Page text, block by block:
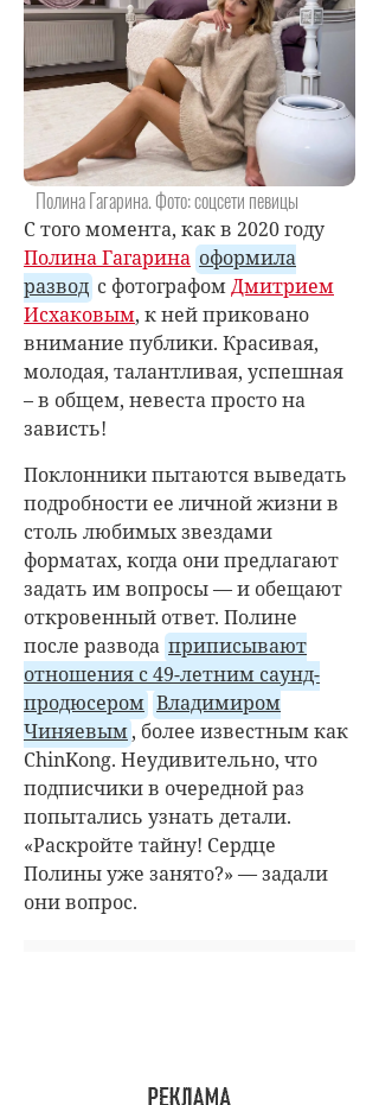
Полина Гагарина. Фото: соцсети певицы
С того момента, как в 2020 году
Полина Гагарина оформила
развод с фотографомДмитрием
Исхаковым, к ней приковано
внимание публики. Красивая,
молодая, талантливая, успешная
– в общем, невеста просто на
зависть!
Поклонники пытаются выведать
подробности ее личной жизни в
столь любимых звездами
форматах, когда они предлагают
задать им вопросы — и обещают
откровенный ответ. Полине
после развода приписывают
отношения с 49-летним саунд-
продюсером Владимиром
Чиняевым, более известным как
ChinKong. Неудивительно, что
подписчики в очередной раз
попытались узнать детали.
«Раскройте тайну! Сердце
Полины уже занято?» — задали
они вопрос.